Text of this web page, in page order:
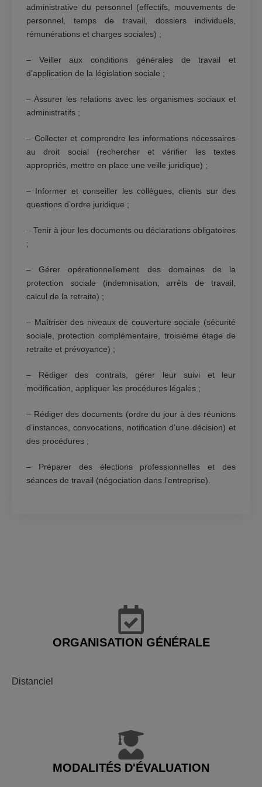
administrative du personnel (effectifs, mouvements de
personnel, temps de travail, dossiers individuels,
rémunérations et charges sociales) ;
– Veiller aux conditions générales de travail et
d’application de la législation sociale ;
– Assurer les relations avec les organismes sociaux et
administratifs ;
– Collecter et comprendre les informations nécessaires
au droit social (rechercher et vérifier les textes
appropriés, mettre en place une veille juridique) ;
– Informer et conseiller les collègues, clients sur des
questions d’ordre juridique ;
– Tenir à jour les documents ou déclarations obligatoires
;
– Gérer opérationnellement des domaines de la
protection sociale (indemnisation, arrêts de travail,
calcul de la retraite) ;
– Maîtriser des niveaux de couverture sociale (sécurité
sociale, protection complémentaire, troisième étage de
retraite et prévoyance) ;
– Rédiger des contrats, gérer leur suivi et leur
modification, appliquer les procédures légales ;
– Rédiger des documents (ordre du jour à des réunions
d’instances, convocations, notification d’une décision) et
des procédures ;
– Préparer des élections professionnelles et des
séances de travail (négociation dans l’entreprise).
ORGANISATION GÉNÉRALE
Distanciel
MODALITÉS D'ÉVALUATION